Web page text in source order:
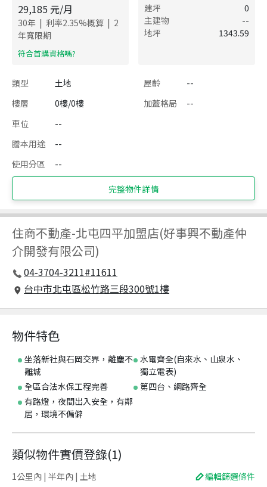
29,185 元/月
30年 | 利率2.35%概算 | 2
年寬限期
​符合首購資格嗎?
建坪
0
主建物
--
地坪
1343.59
類型 土地 屋齡
--
樓層
0樓/0樓 加蓋格局
--
車位
--
謄本用途
--
使用分區
--
完整物件詳情
住商不動產-北屯四平加盟店(好事興不動產仲
介開發有限公司)
04-3704-3211#11611
台中市北屯區松竹路三段300號1樓
物件特色
坐落新社與石岡交界，離塵不
離城
水電齊全(自來水、山泉水、
獨立電表)
全區合法水保工程完善
第四台、網路齊全
有路燈，夜間出入安全，有鄰
居，環境不偏僻
類似物件實價登錄(1)
1公里內 | 半年內 | 土地 編輯篩選條件